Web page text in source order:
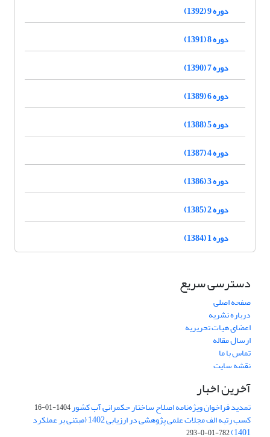
دوره 9 (1392)
دوره 8 (1391)
دوره 7 (1390)
دوره 6 (1389)
دوره 5 (1388)
دوره 4 (1387)
دوره 3 (1386)
دوره 2 (1385)
دوره 1 (1384)
دسترسی سریع
صفحه اصلی
درباره نشریه
اعضای هیات تحریریه
ارسال مقاله
تماس با ما
نقشه سایت
آخرین اخبار
تمدید فراخوان ویژه‌نامه اصلاح ساختار حکمرانی آب کشور1404-01-16
کسب رتبه الف مجلات علمی پژوهشی در ارزیابی 1402 (مبتنی بر عملکرد
1401)
782-01-0-293